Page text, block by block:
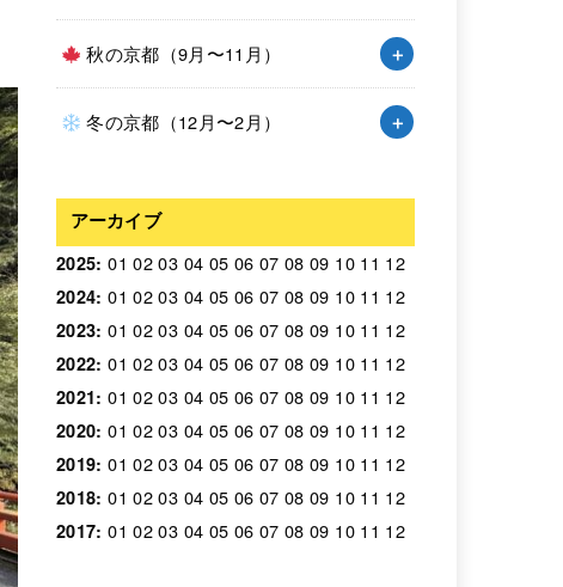
秋の京都（9月〜11月）
冬の京都（12月〜2月）
アーカイブ
2025:01 02 03 04 05 06 07 08 09 10 11 12
2024:01 02 03 04 05 06 07 08 09 10 11 12
2023:01 02 03 04 05 06 07 08 09 10 11 12
2022:01 02 03 04 05 06 07 08 09 10 11 12
2021:01 02 03 04 05 06 07 08 09 10 11 12
2020:01 02 03 04 05 06 07 08 09 10 11 12
2019:01 02 03 04 05 06 07 08 09 10 11 12
2018:01 02 03 04 05 06 07 08 09 10 11 12
2017:01 02 03 04 05 06 07 08 09 10 11 12